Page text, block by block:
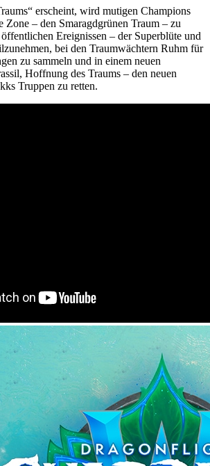
erscheint, wird mutigen Champions
Zone – den Smaragdgrünen Traum – zu
Ereignissen – der Superblüte und
bei den Traumwächtern Ruhm für
zu sammeln und in einem neuen
Hoffnung des Traums – den neuen
Truppen zu retten.